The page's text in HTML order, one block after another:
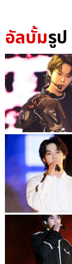
อัลบั้มรูป